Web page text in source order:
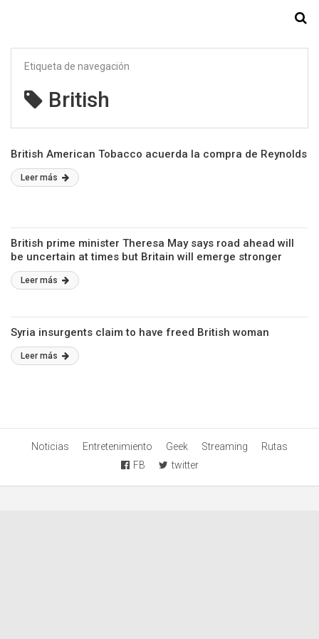
Etiqueta de navegación
British
British American Tobacco acuerda la compra de Reynolds
Leer más
British prime minister Theresa May says road ahead will
be uncertain at times but Britain will emerge stronger
Leer más
Syria insurgents claim to have freed British woman
Leer más
Noticias Entretenimiento Geek Streaming
Rutas
FB
twitter